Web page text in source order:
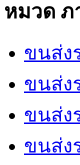
หมวด ภ
ขนส่ง
ขนส่ง
ขนส่ง
ขนส่ง